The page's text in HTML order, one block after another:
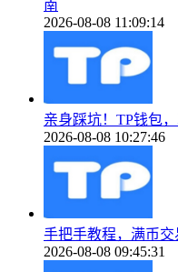
南
2026-08-08 11:09:14
亲身踩坑！TP钱包
2026-08-08 10:27:46
手把手教程，满币
2026-08-08 09:45:31